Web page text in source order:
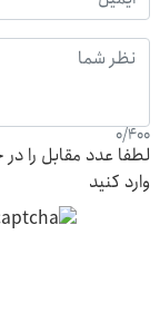
0/400
لطفا عدد مقابل را
وارد کنید